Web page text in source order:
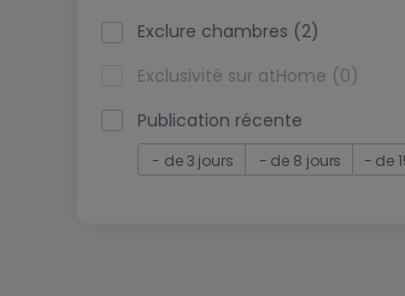
Exclure chambres (2)
Exclusivité sur atHome (0)
Publication récente
- de 3 jours - de 8 jours - de